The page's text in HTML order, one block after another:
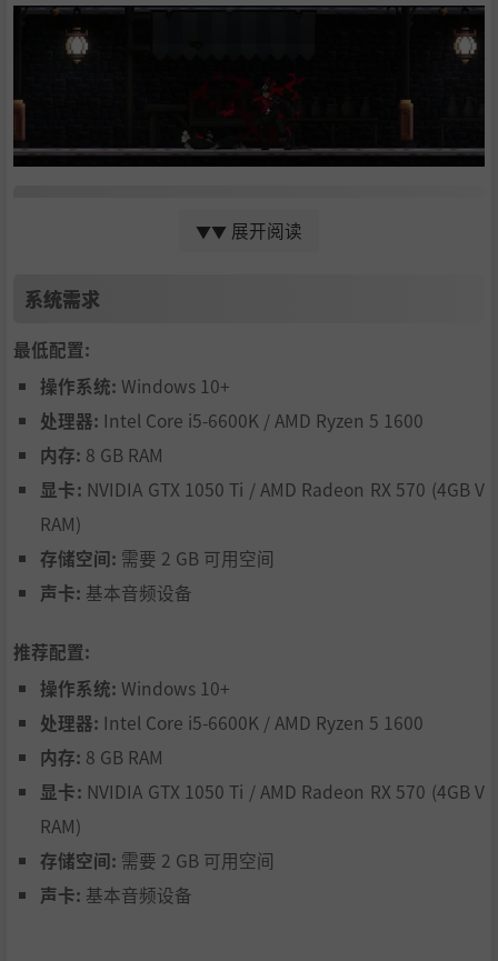
效果让你塑造自己的审判官，而不被单一风格所限制。
力量是逐步获得的，往往伴随着代价。
一个被失落塑造的世界
旅途中，你会遇到被信仰、恐惧与悔恨所塑造的人们。他们
的故事支离破碎，彼此矛盾，从未被完全解释。
背景故事通过观察、环境与暗示呈现，而非直接叙述。
▼▼ 展开阅读
系统需求
最低配置:
操作系统: Windows 10+
处理器: Intel Core i5-6600K / AMD Ryzen 5 1600
内存: 8 GB RAM
显卡: NVIDIA GTX 1050 Ti / AMD Radeon RX 570 (4GB V
RAM)
存储空间: 需要 2 GB 可用空间
声卡: 基本音频设备
推荐配置:
操作系统: Windows 10+
处理器: Intel Core i5-6600K / AMD Ryzen 5 1600
内存: 8 GB RAM
显卡: NVIDIA GTX 1050 Ti / AMD Radeon RX 570 (4GB V
RAM)
存储空间: 需要 2 GB 可用空间
声卡: 基本音频设备